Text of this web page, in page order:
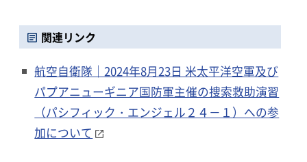
関連リンク
航空自衛隊｜2024年8月23日 米太平洋空軍及び
パプアニューギニア国防軍主催の捜索救助演習
（パシフィック・エンジェル２４－１）への参
加について